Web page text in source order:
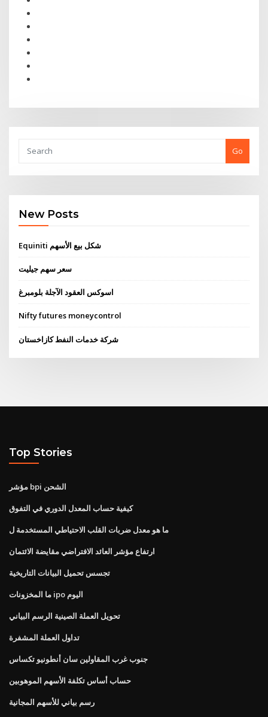
Go
New Posts
Equiniti شكل بيع الأسهم
سعر سهم جيليت
اسوكس العقود الآجلة بلومبرغ
Nifty futures moneycontrol
شركة خدمات النفط كازاخستان
Top Stories
مؤشر bpi الشحن
كيفية حساب المعدل الدوري في التفوق
ما هو معدل ضربات القلب الاحتياطي المستخدمة ل
ارتفاع مؤشر العائد الافتراضي مقايضة الائتمان
تجسس تحميل البيانات التاريخية
ما المخزونات ipo اليوم
تحويل العملة الصينية الرسم البياني
تداول العملة المشفرة
جنوب غرب المقاولين سان أنطونيو تكساس
حساب أساس تكلفة الأسهم الموهوبين
رسم بياني للأسهم المجانية